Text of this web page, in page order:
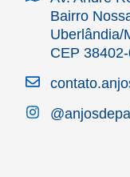
Bairro
Uberlândia/
CEP